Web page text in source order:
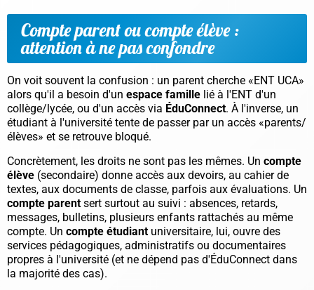
Compte parent ou compte élève :
attention à ne pas confondre
On voit souvent la confusion : un parent cherche «ENT UCA»
alors qu'il a besoin d'un espace famille lié à l'ENT d'un
collège/lycée, ou d'un accès via ÉduConnect. À l'inverse, un
étudiant à l'université tente de passer par un accès «parents/
élèves» et se retrouve bloqué.
Concrètement, les droits ne sont pas les mêmes. Un compte
élève (secondaire) donne accès aux devoirs, au cahier de
textes, aux documents de classe, parfois aux évaluations. Un
compte parent sert surtout au suivi : absences, retards,
messages, bulletins, plusieurs enfants rattachés au même
compte. Un compte étudiant universitaire, lui, ouvre des
services pédagogiques, administratifs ou documentaires
propres à l'université (et ne dépend pas d'ÉduConnect dans
la majorité des cas).